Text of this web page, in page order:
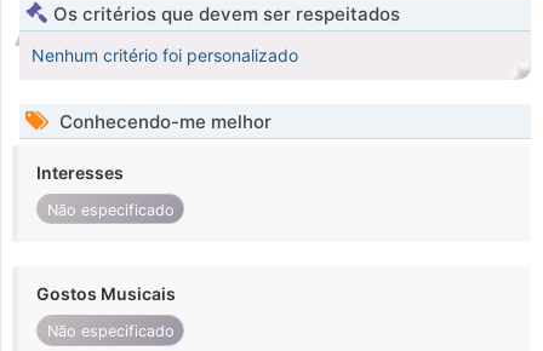
Os critérios que devem ser respeitados
Nenhum critério foi personalizado
Conhecendo-me melhor
Interesses
Não especificado
Gostos Musicais
Não especificado